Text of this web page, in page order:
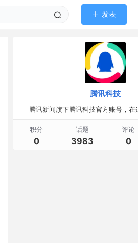
发表
腾讯科技
腾讯新闻旗下腾讯科技官方账号，在
积分
0
话题
3983
评论
0